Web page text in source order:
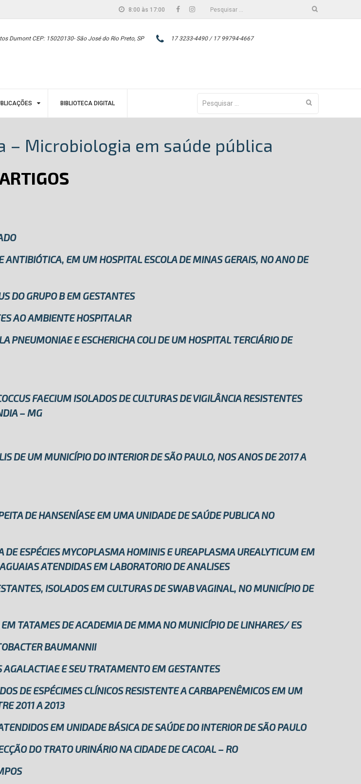
8:00 às 17:00 FacebookInstagram
Pesquisar
Dumont CEP: 15020130- São José do Rio Preto, SP
17 3233-4490 / 17 99794-4667
BIBLIOTECA DIGITAL
por:
Microbiologia em saúde pública
EM UM HOSPITAL ESCOLA DE MINAS GERAIS, NO ANO DE
DO GRUPO B EM GESTANTES
AO AMBIENTE HOSPITALAR
PNEUMONIAE E ESCHERICHA COLI DE UM HOSPITAL TERCIÁRIO DE
FAECIUM ISOLADOS DE CULTURAS DE VIGILÂNCIA RESISTENTES
– MG
DE UM MUNICÍPIO DO INTERIOR DE SÃO PAULO, NOS ANOS DE 2017 A
DE HANSENÍASE EM UMA UNIDADE DE SAÚDE PUBLICA NO
ESPÉCIES MYCOPLASMA HOMINIS E UREAPLASMA UREALYTICUM EM
ATENDIDAS EM LABORATORIO DE ANALISES
ISOLADOS EM CULTURAS DE SWAB VAGINAL, NO MUNICÍPIO DE
TATAMES DE ACADEMIA DE MMA NO MUNICÍPIO DE LINHARES/ ES
BAUMANNII
AGALACTIAE E SEU TRATAMENTO EM GESTANTES
DE ESPÉCIMES CLÍNICOS RESISTENTE A CARBAPENÊMICOS EM UM
2011 A 2013
EM UNIDADE BÁSICA DE SAÚDE DO INTERIOR DE SÃO PAULO
DO TRATO URINÁRIO NA CIDADE DE CACOAL – RO